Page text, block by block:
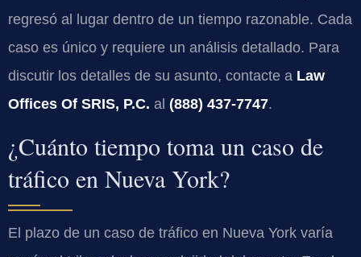
regresó al lugar dentro de un tiempo razonable. Cada
caso es único y requiere un análisis detallado. Para
discutir los detalles de su asunto, contacte a Law
Offices Of SRIS, P.C. al (888) 437-7747.
¿Cuánto tiempo toma un caso de
tráfico en Nueva York?
El plazo de un caso de tráfico en Nueva York varía